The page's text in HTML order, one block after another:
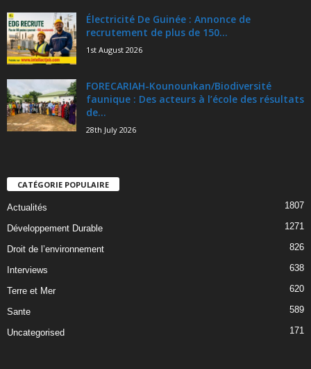
Électricité De Guinée : Annonce de
recrutement de plus de 150...
1st August 2026
FORECARIAH-Kounounkan/Biodiversité
faunique : Des acteurs à l’école des résultats
de...
28th July 2026
CATÉGORIE POPULAIRE
Actualités 1807
Développement Durable 1271
Droit de l’environnement 826
Interviews 638
Terre et Mer 620
Sante 589
Uncategorised 171